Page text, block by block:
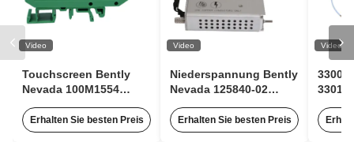
Video
Touchscreen Bently
Nevada 100M1554
für die
Zustandsüberwachung
Erhalten Sie besten Preis
Video
Niederspannung Bently
Nevada 125840-02
Eingangsmodul mit 85
bis 264 Vac RMS
Erhalten Sie besten Preis
Video
3300